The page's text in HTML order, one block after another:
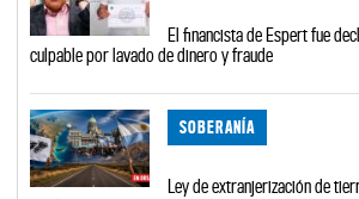
El financista de Espert fue
culpable por lavado de dinero y fraude
SOBERANÍA
Ley de extranjerización de